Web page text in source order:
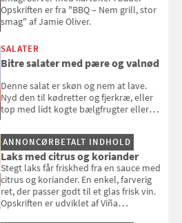
Opskriften er fra "BBQ – Nem grill, stor
smag" af Jamie Oliver.
SALATER
Bitre salater med pære og valnød
Denne salat er skøn og nem at lave.
Nyd den til kødretter og fjerkræ, eller
top med lidt kogte bælgfrugter eller
selvstændigt måltid. Opskriften er fra
Louisa Lorangs kogebog "Salat".
ANNONCØRBETALT INDHOLD
Laks med citrus og koriander
Stegt laks får friskhed fra en sauce med
citrus og koriander. En enkel, farverig
ret, der passer godt til et glas frisk vin.
Opskriften er udviklet af Viña